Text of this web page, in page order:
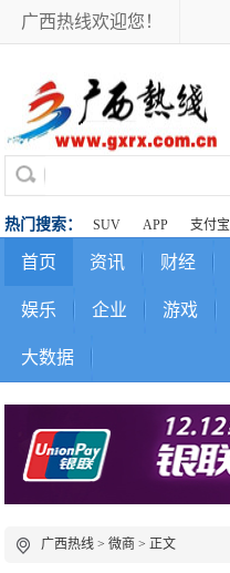
广西热线欢迎您！
热门搜索： SUV APP 支付宝
首页 资讯 财经
娱乐 企业 游戏
大数据
广西热线 >微商 > 正文